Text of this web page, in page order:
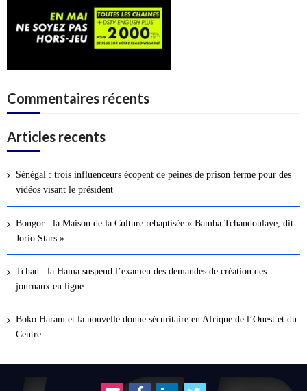
Commentaires récents
Articles recents
Sénégal : trois influenceurs écopent de peines de prison ferme pour des
vidéos visant le président
Bongor : la Maison de la Culture rebaptisée « Bamba Tchandoulaye, dit
Jorio Stars »
Tchad : la Hama suspend l’examen des demandes de création des
journaux en ligne
Boko Haram et la nouvelle donne sécuritaire en Afrique de l’Ouest et du
Centre